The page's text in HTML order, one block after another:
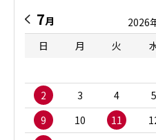
7月 2026
日
月 火
2
3 4 5
9
10 11